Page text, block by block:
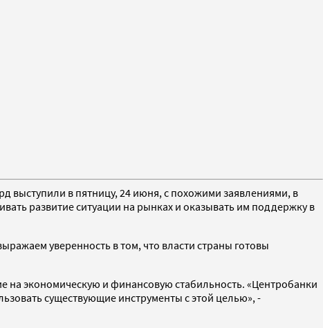
выступили в пятницу, 24 июня, с похожими заявлениями, в
развитие ситуации на рынках и оказывать им поддержку в
уверенность в том, что власти страны готовы
на экономическую и финансовую стабильность. «Центробанки
существующие инструменты с этой целью», -